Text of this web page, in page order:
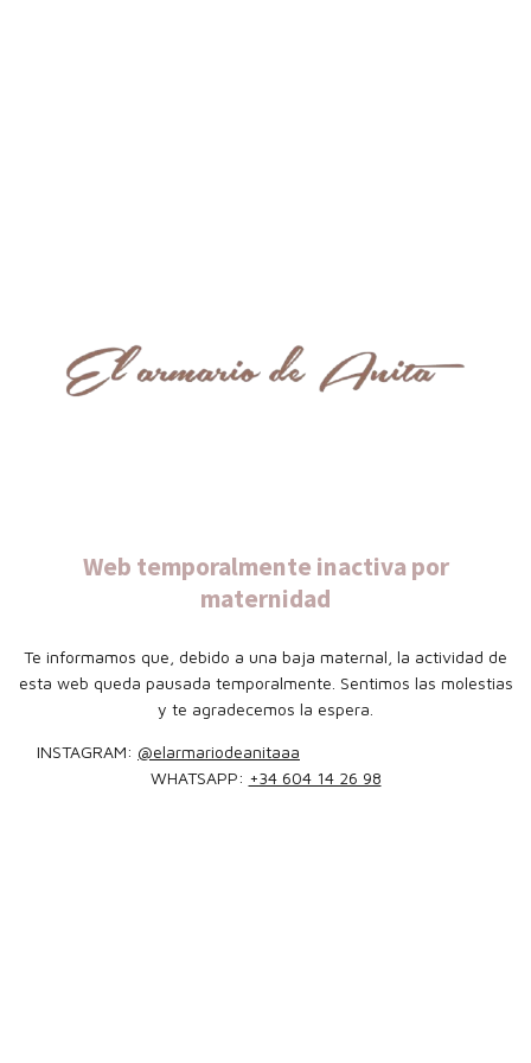
Web temporalmente inactiva por
maternidad
Te informamos que, debido a una baja maternal, la actividad de
esta web queda pausada temporalmente. Sentimos las molestias
y te agradecemos la espera.
INSTAGRAM: @elarmariodeanitaaa
WHATSAPP: +34 604 14 26 98